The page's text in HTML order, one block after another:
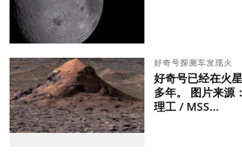
好奇号探测车发现火
好奇号已经在火
多年。 图片来源
理工 / MSS...